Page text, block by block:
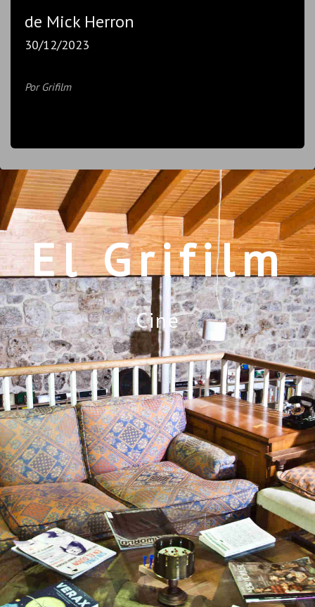
de Mick Herron
30/12/2023
Por Grifilm
El Grifilm
Cine